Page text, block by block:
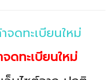
จดทะเบียนใหม่
ดทะเบียนใหม่